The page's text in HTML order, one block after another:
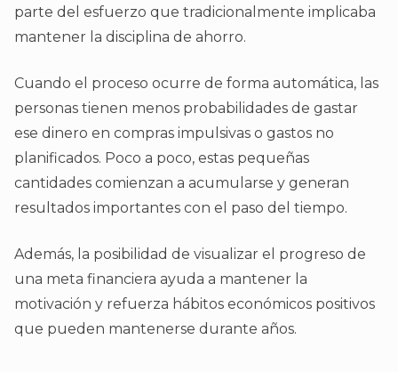
parte del esfuerzo que tradicionalmente implicaba
mantener la disciplina de ahorro.
Cuando el proceso ocurre de forma automática, las
personas tienen menos probabilidades de gastar
ese dinero en compras impulsivas o gastos no
planificados. Poco a poco, estas pequeñas
cantidades comienzan a acumularse y generan
resultados importantes con el paso del tiempo.
Además, la posibilidad de visualizar el progreso de
una meta financiera ayuda a mantener la
motivación y refuerza hábitos económicos positivos
que pueden mantenerse durante años.